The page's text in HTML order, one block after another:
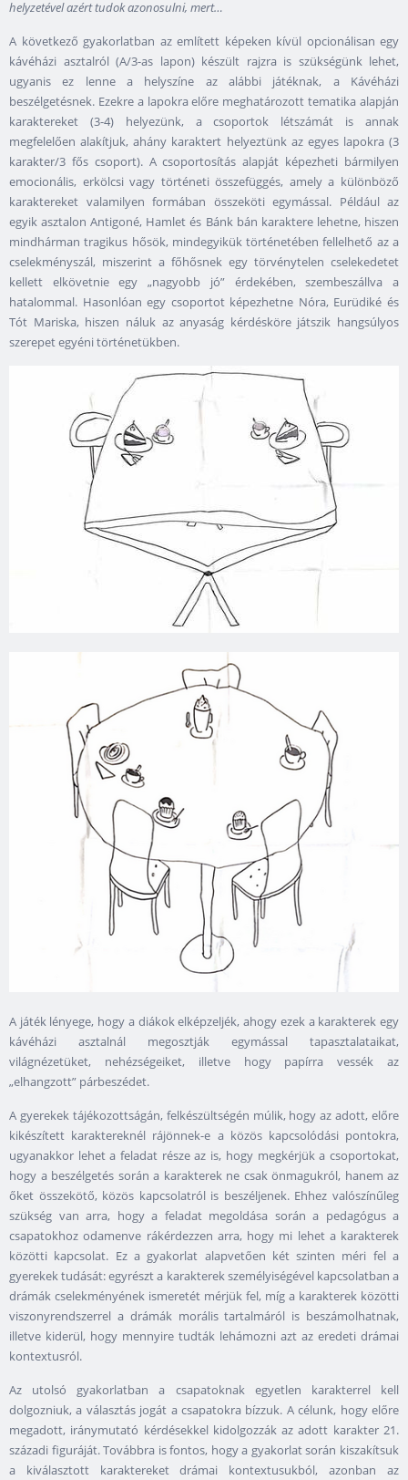
helyzetével azért tudok azonosulni, mert…
A következő gyakorlatban az említett képeken kívül opcionálisan egy
kávéházi asztalról (A/3-as lapon) készült rajzra is szükségünk lehet,
ugyanis ez lenne a helyszíne az alábbi játéknak, a Kávéházi
beszélgetésnek. Ezekre a lapokra előre meghatározott tematika alapján
karaktereket (3-4) helyezünk, a csoportok létszámát is annak
megfelelően alakítjuk, ahány karaktert helyeztünk az egyes lapokra (3
karakter/3 fős csoport). A csoportosítás alapját képezheti bármilyen
emocionális, erkölcsi vagy történeti összefüggés, amely a különböző
karaktereket valamilyen formában összeköti egymással. Például az
egyik asztalon Antigoné, Hamlet és Bánk bán karaktere lehetne, hiszen
mindhárman tragikus hősök, mindegyikük történetében fellelhető az a
cselekményszál, miszerint a főhősnek egy törvénytelen cselekedetet
kellett elkövetnie egy „nagyobb jó” érdekében, szembeszállva a
hatalommal. Hasonlóan egy csoportot képezhetne Nóra, Eurüdiké és
Tót Mariska, hiszen náluk az anyaság kérdésköre játszik hangsúlyos
szerepet egyéni történetükben.
A játék lényege, hogy a diákok elképzeljék, ahogy ezek a karakterek egy
kávéházi asztalnál megosztják egymással tapasztalataikat,
világnézetüket, nehézségeiket, illetve hogy papírra vessék az
„elhangzott” párbeszédet.
A gyerekek tájékozottságán, felkészültségén múlik, hogy az adott, előre
kikészített karaktereknél rájönnek-e a közös kapcsolódási pontokra,
ugyanakkor lehet a feladat része az is, hogy megkérjük a csoportokat,
hogy a beszélgetés során a karakterek ne csak önmagukról, hanem az
őket összekötő, közös kapcsolatról is beszéljenek. Ehhez valószínűleg
szükség van arra, hogy a feladat megoldása során a pedagógus a
csapatokhoz odamenve rákérdezzen arra, hogy mi lehet a karakterek
közötti kapcsolat. Ez a gyakorlat alapvetően két szinten méri fel a
gyerekek tudását: egyrészt a karakterek személyiségével kapcsolatban a
drámák cselekményének ismeretét mérjük fel, míg a karakterek közötti
viszonyrendszerrel a drámák morális tartalmáról is beszámolhatnak,
illetve kiderül, hogy mennyire tudták lehámozni azt az eredeti drámai
kontextusról.
Az utolsó gyakorlatban a csapatoknak egyetlen karakterrel kell
dolgozniuk, a választás jogát a csapatokra bízzuk. A célunk, hogy előre
megadott, iránymutató kérdésekkel kidolgozzák az adott karakter 21.
századi figuráját. Továbbra is fontos, hogy a gyakorlat során kiszakítsuk
a kiválasztott karaktereket drámai kontextusukból, azonban az